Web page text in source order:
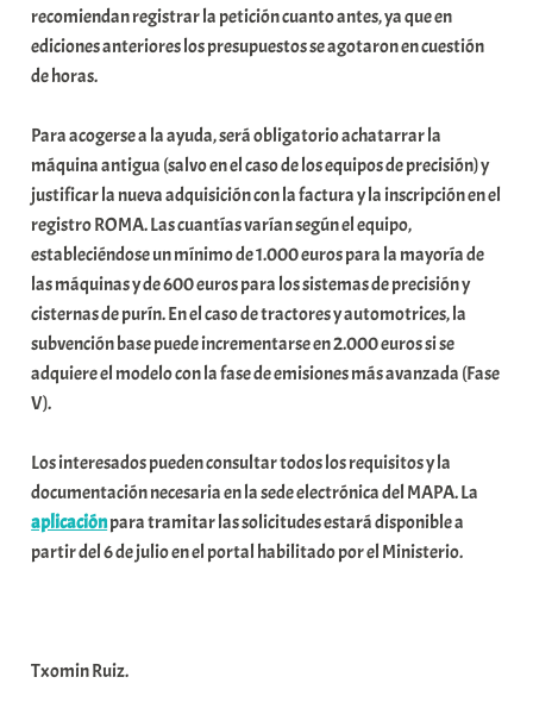
recomiendan registrar la petición cuanto antes, ya que en
ediciones anteriores los presupuestos se agotaron en cuestión
de horas.
Para acogerse a la ayuda, será obligatorio achatarrar la
máquina antigua (salvo en el caso de los equipos de precisión) y
justificar la nueva adquisición con la factura y la inscripción en el
registro ROMA. Las cuantías varían según el equipo,
estableciéndose un mínimo de 1.000 euros para la mayoría de
las máquinas y de 600 euros para los sistemas de precisión y
cisternas de purín. En el caso de tractores y automotrices, la
subvención base puede incrementarse en 2.000 euros si se
adquiere el modelo con la fase de emisiones más avanzada (Fase
V).
Los interesados pueden consultar todos los requisitos y la
documentación necesaria en la sede electrónica del MAPA. La
aplicaciónpara tramitar las solicitudes estará disponible a
partir del 6 de julio en el portal habilitado por el Ministerio.
Txomin Ruiz.